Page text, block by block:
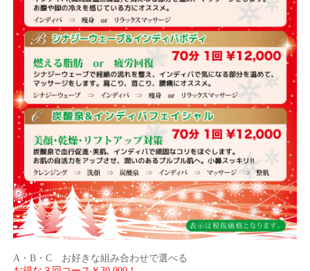
A・B・C お好きな組み合わせで選べる